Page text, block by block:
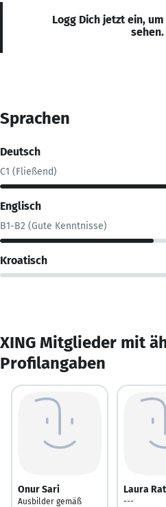
Logg Dich jetzt ein,
sehen.
Sprachen
Deutsch
C1 (Fließend)
Englisch
B1-B2 (Gute Kenntnisse)
Kroatisch
XING Mitglieder mit
Profilangaben
Onur Sari
Ausbilder gemäß
Laura
---